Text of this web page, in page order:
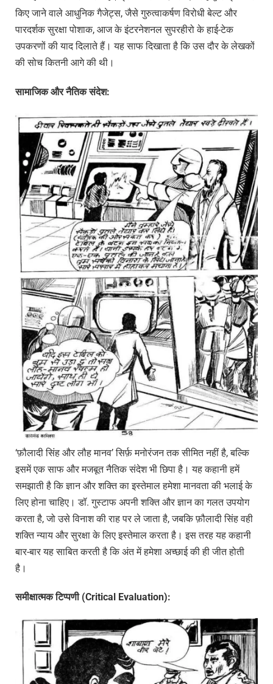
किए जाने वाले आधुनिक गैजेट्स, जैसे गुरुत्वाकर्षण विरोधी बेल्ट और
पारदर्शक सुरक्षा पोशाक, आज के इंटरनेशनल सुपरहीरो के हाई-टेक
उपकरणों की याद दिलाते हैं। यह साफ दिखाता है कि उस दौर के लेखकों
की सोच कितनी आगे की थी।
सामाजिकऔरनैतिकसंदेश:
‘फ़ौलादी सिंह और लौह मानव’ सिर्फ़ मनोरंजन तक सीमित नहीं है, बल्कि
इसमें एक साफ और मजबूत नैतिक संदेश भी छिपा है। यह कहानी हमें
समझाती है कि ज्ञान और शक्ति का इस्तेमाल हमेशा मानवता की भलाई के
लिए होना चाहिए। डॉ. गुस्टाफ अपनी शक्ति और ज्ञान का गलत उपयोग
करता है, जो उसे विनाश की राह पर ले जाता है, जबकि फ़ौलादी सिंह वही
शक्ति न्याय और सुरक्षा के लिए इस्तेमाल करता है। इस तरह यह कहानी
बार-बार यह साबित करती है कि अंत में हमेशा अच्छाई की ही जीत होती
है।
समीक्षात्मकटिप्पणी (Critical Evaluation):